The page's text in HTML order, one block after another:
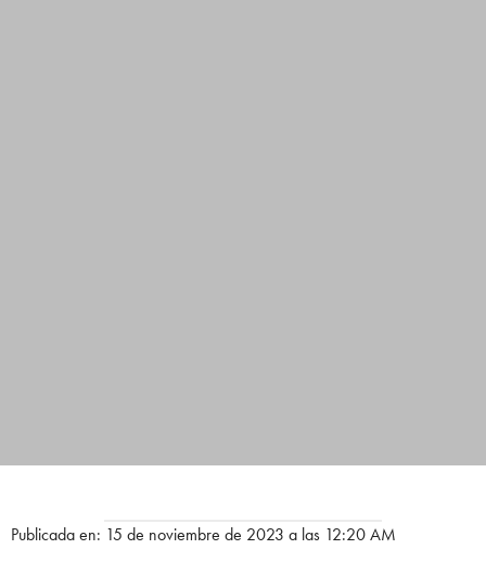
Publicada en: 15 de noviembre de 2023 a las 12:20 AM